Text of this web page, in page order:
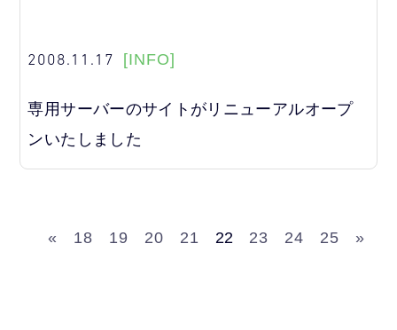
2008.11.17 [INFO]
専用サーバーのサイトがリニューアルオープ
ンいたしました
« 18 19 20 21 22 23 24 25 »